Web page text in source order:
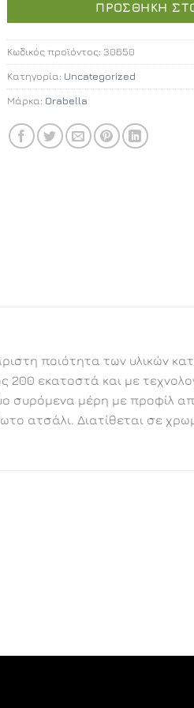
ΠΡΟΣΘΉΚΗ
Κωδικός προϊόντος: 30650
Κατηγορία: Uncategorized
Μάρκα: Orabella
ποιότητα των υλικών
εκατοστά και με
μέρη με προφίλ από
ατσάλι. Διατίθεται σε